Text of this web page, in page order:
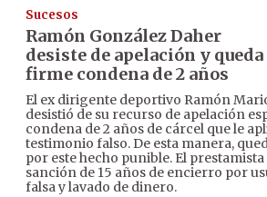
Sucesos
Ramón González Daher
desiste de apelación y queda
firme condena de 2 años
El ex dirigente deportivo Ramón
desistió de su recurso de apelación
condena de 2 años de cárcel que le
testimonio falso. De esta manera,
por este hecho punible. El
sanción de 15 años de encierro por
falsa y lavado de dinero.